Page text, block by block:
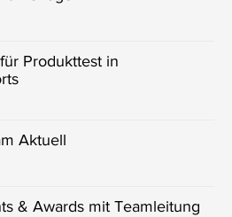
Produkttest in
Aktuell
& Awards mit Teamleitung